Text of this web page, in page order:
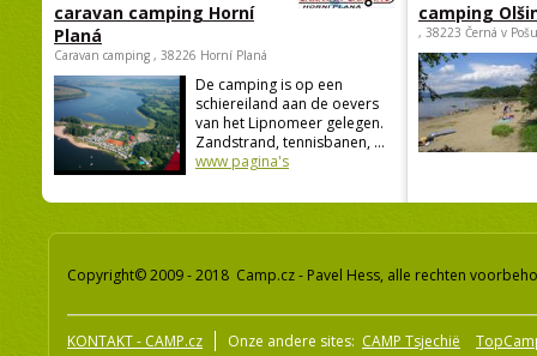
caravan camping Horní
Planá
Caravan camping , 38226 Horní Planá
De camping is op een
schiereiland aan de oevers
van het Lipnomeer gelegen.
Zandstrand, tennisbanen, ...
www pagina's
camping
, 38223 Černá v
Copyright© 2009 - 2018 Camp.cz - Pavel Hess, alle rechten
KONTAKT - CAMP.cz Onze andere sites: CAMP Tsjechië